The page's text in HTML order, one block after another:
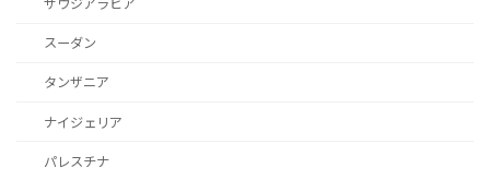
サウジアラビア
スーダン
タンザニア
ナイジェリア
パレスチナ